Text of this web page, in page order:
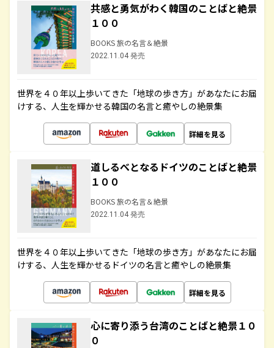
共感と勇気がわく韓国のことばと絶景
１００
BOOKS 旅の名言＆絶景
2022.11.04 発売
世界を４０年以上歩いてきた「地球の歩き方」があなたにお届
けする、人生を輝かせる韓国の名言と癒やしの絶景集
詳細を見る
道しるべとなるドイツのことばと絶景
１００
BOOKS 旅の名言＆絶景
2022.11.04 発売
世界を４０年以上歩いてきた「地球の歩き方」があなたにお届
けする、人生を輝かせるドイツの名言と癒やしの絶景集
詳細を見る
心に寄り添う台湾のことばと絶景１０
０